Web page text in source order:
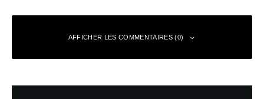
AFFICHER LES COMMENTAIRES (0)